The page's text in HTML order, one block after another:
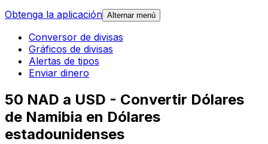
Obtenga la aplicación Alternar menú
Conversor de divisas
Gráficos de divisas
Alertas de tipos
Enviar dinero
50 NAD a USD - Convertir Dólares
de Namibia en Dólares
estadounidenses